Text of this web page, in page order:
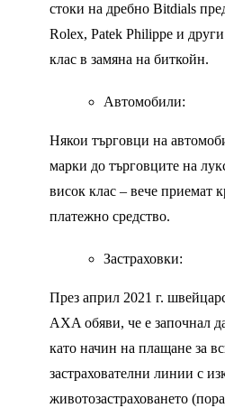
стоки на дребно Bitdials
Rolex, Patek Philippe и
клас в замяна на биткойн.
Автомобили:
Някои търговци на
марки до търговците на
висок клас – вече приемат
платежно средство.
Застраховки:
През април 2021 г.
AXA обяви, че е започнал
като начин на плащане за
застрахователни линии с
животозастраховането